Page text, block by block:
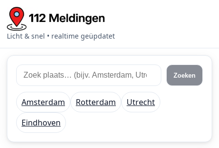
Licht & snel • realtime geüpdatet
Zoek
112
meldingen
Zoek
plaats
of
regio
Zoeken
Amsterdam Rotterdam
Utrecht
Eindhoven